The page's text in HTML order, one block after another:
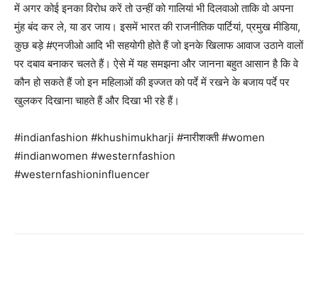
में अगर कोई इनका विरोध करें तो उन्हीं को गालियां भी दिलवाओ ताकि वो अपना
मुंह बंद कर ले, या डर जाय। इसमें भारत की राजनीतिक पार्टियां, प्रमुख मीडिया,
कुछ बड़े #एनजीओ आदि भी सहयोगी होते हैं जो इनके खिलाफ आवाज उठाने वालों
पर दबाव बनाकर चलते हैं। ऐसे में यह समझना और जानना बहुत आसान है कि वे
कौन हो सकते हैं जो इन महिलाओं की इज्जत को पर्दे में रखने के बजाय पर्दे पर
खुलकर दिखाना चाहते हैं और दिखा भी रहे हैं।
#indianfashion #khushimukharji #नारीशक्ती #women
#indianwomen #westernfashion
#westernfashioninfluencer